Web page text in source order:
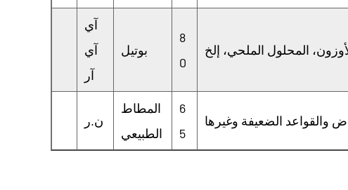
آي
آي
آر
بوتيل
8
0
ن.ر
المطاط
الطبيعي
6
5